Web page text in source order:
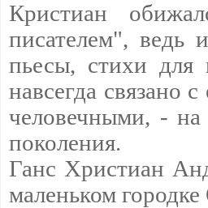
Кристиан
писателем", ведь
пьесы, стихи
навсегда связано
человечными, -
поколения.
Ганс Христиан
маленьком